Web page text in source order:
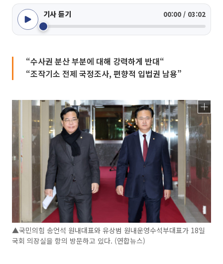
기사 듣기 00:00 / 03:02
“수사권 분산 부분에 대해 강력하게 반대“
“조작기소 전제 국정조사, 편향적 입법권 남용”
▲국민의힘 송언석 원내대표와 유상범 원내운영수석부대표가 18일
국회 의장실을 항의 방문하고 있다. (연합뉴스)